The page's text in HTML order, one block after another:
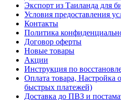
Экспорт из Таиланда для
Условия предоставления
Контакты
Политика
Договор оферты
Новые товары
Акции
Инструкция по
Оплата товара,
быстрых платежей)
Доставка до ПВЗ и